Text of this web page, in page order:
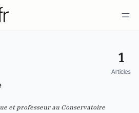
1
Articles
et professeur au Conservatoire